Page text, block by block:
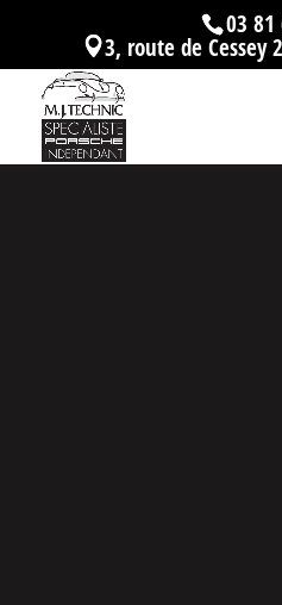
03 81
3, route de Cessey